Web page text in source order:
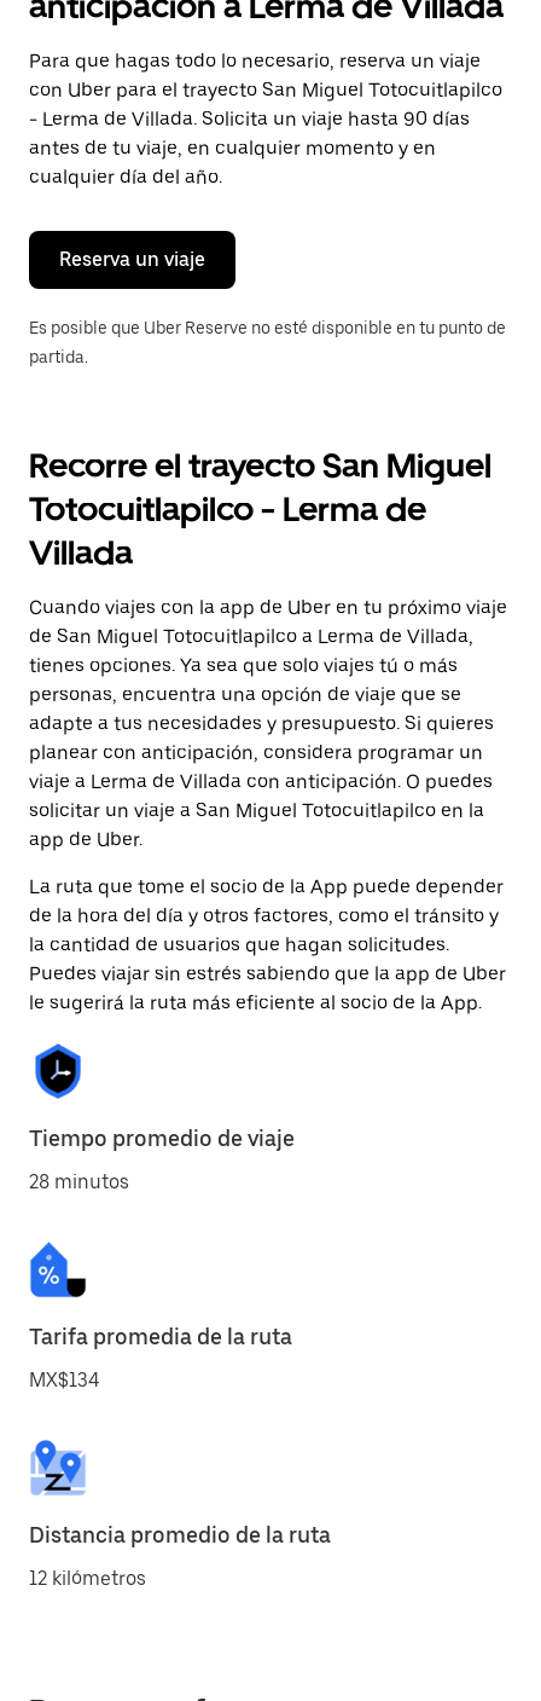
y
selecciona
una
fecha.
Presiona
la
tecla Esc
para
cerrar
calendario.
Para que hagas todo lo necesario, reserva un viaje
con Uber para el trayecto San Miguel Totocuitlapilco
- Lerma de Villada. Solicita un viaje hasta 90 días
antes de tu viaje, en cualquier momento y en
cualquier día del año.
Reserva un viaje
Es posible que Uber Reserve no esté disponible en tu punto de
partida.
Recorre el trayecto San Miguel
Totocuitlapilco - Lerma de
Villada
Cuando viajes con la app de Uber en tu próximo viaje
de San Miguel Totocuitlapilco a Lerma de Villada,
tienes opciones. Ya sea que solo viajes tú o más
personas, encuentra una opción de viaje que se
adapte a tus necesidades y presupuesto. Si quieres
planear con anticipación, considera programar un
viaje a Lerma de Villada con anticipación. O puedes
solicitar un viaje a San Miguel Totocuitlapilco en la
app de Uber.
La ruta que tome el socio de la App puede depender
de la hora del día y otros factores, como el tránsito y
la cantidad de usuarios que hagan solicitudes.
Puedes viajar sin estrés sabiendo que la app de Uber
le sugerirá la ruta más eficiente al socio de la App.
Tiempo promedio de viaje
28 minutos
Tarifa promedia de la ruta
MX$134
Distancia promedio de la ruta
12 kilómetros